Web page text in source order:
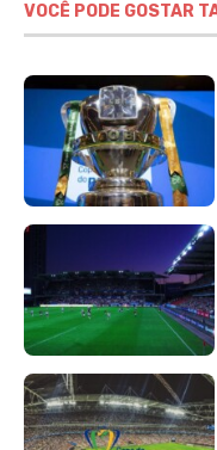
VOCÊ PODE GOSTAR